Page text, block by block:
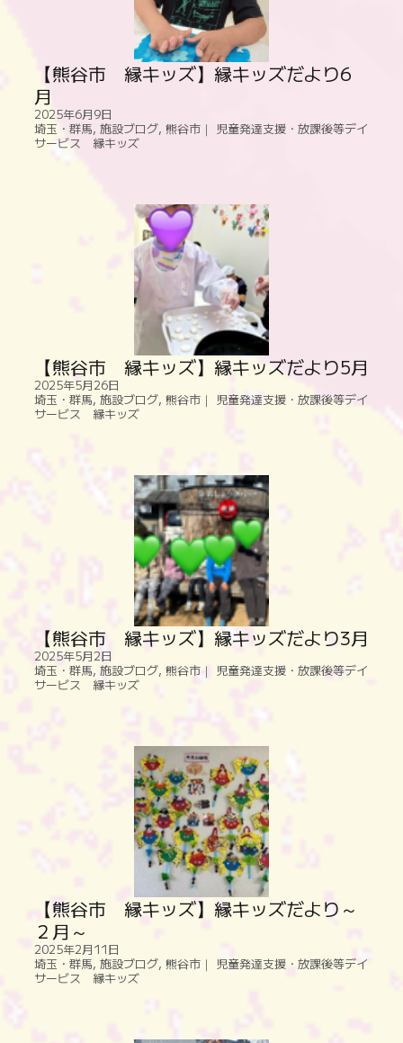
【熊谷市 縁キッズ】縁キッズだより6
月
2025年6月9日
埼玉・群馬, 施設ブログ, 熊谷市｜ 児童発達支援・放課後等デイ
サービス 縁キッズ
【熊谷市 縁キッズ】縁キッズだより5月
2025年5月26日
埼玉・群馬, 施設ブログ, 熊谷市｜ 児童発達支援・放課後等デイ
サービス 縁キッズ
【熊谷市 縁キッズ】縁キッズだより3月
2025年5月2日
埼玉・群馬, 施設ブログ, 熊谷市｜ 児童発達支援・放課後等デイ
サービス 縁キッズ
【熊谷市 縁キッズ】縁キッズだより～
２月～
2025年2月11日
埼玉・群馬, 施設ブログ, 熊谷市｜ 児童発達支援・放課後等デイ
サービス 縁キッズ